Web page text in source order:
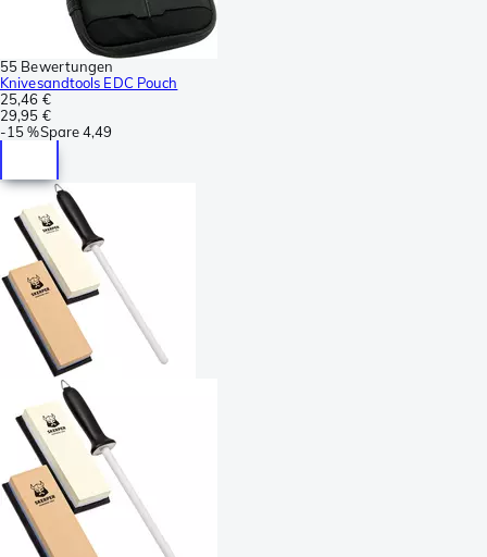
55 Bewertungen
Knivesandtools EDC Pouch
25,46 €
29,95 €
-15 %Spare4,49